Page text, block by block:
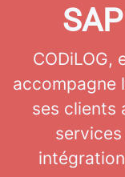
CODiLOG,
accompagne
ses clients